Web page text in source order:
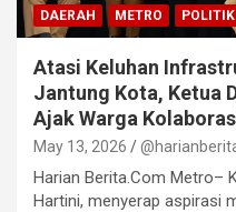
DAERAH METRO POLITIK
Atasi Keluhan
Jantung Kota, Ketua
Ajak Warga
May 13, 2026
Harian Berita.Com Metro–
Hartini, menyerap aspirasi